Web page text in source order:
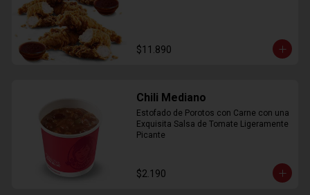
$11.890
Chili Mediano
Estofado de Porotos con Carne con una
Exquisita Salsa de Tomate Ligeramente
Picante
$2.190